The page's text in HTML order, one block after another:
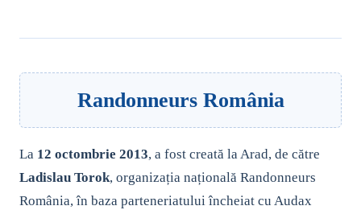
Randonneurs România
La 12 octombrie 2013, a fost creată la Arad, de către
Ladislau Torok, organizația națională Randonneurs
România, în baza parteneriatului încheiat cu Audax